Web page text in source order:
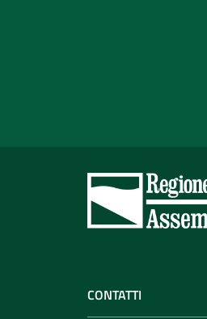
CONTATTI